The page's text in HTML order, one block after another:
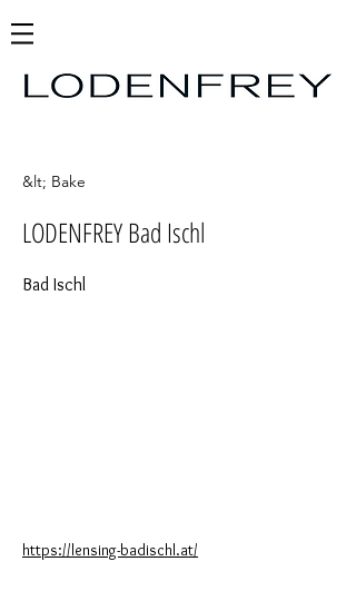
&lt; Bake
LODENFREY Bad Ischl
Bad Ischl
https://lensing-badischl.at/